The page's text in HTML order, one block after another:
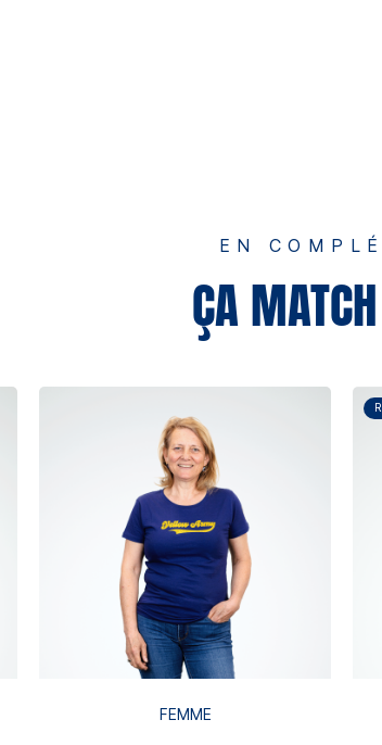
EN
ÇA
FEMME